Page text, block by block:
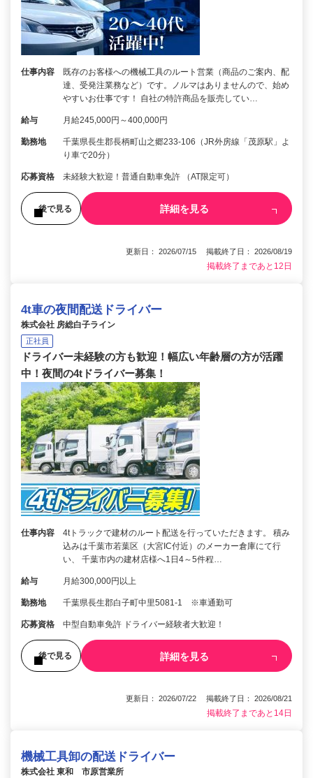
仕事内容
既存のお客様への機械工具のルート営業（商品のご案内、配
達、受発注業務など）です。ノルマはありませんので、始め
やすいお仕事です！ 自社の特許商品を販売してい…
給与 月給245,000円～400,000円
勤務地
千葉県長生郡長柄町山之郷233-106（JR外房線「茂原駅」よ
り車で20分）
応募資格 未経験大歓迎！普通自動車免許 （AT限定可）
後で見る 詳細を見る
更新日： 2026/07/15 掲載終了日： 2026/08/19
掲載終了まであと12日
4t車の夜間配送ドライバー
株式会社 房総白子ライン
正社員
ドライバー未経験の方も歓迎！幅広い年齢層の方が活躍
中！夜間の4tドライバー募集！
仕事内容
4tトラックで建材のルート配送を行っていただきます。 積み
込みは千葉市若葉区（大宮IC付近）のメーカー倉庫にて行
い、 千葉市内の建材店様へ1日4～5件程…
給与 月給300,000円以上
勤務地 千葉県長生郡白子町中里5081-1 ※車通勤可
応募資格 中型自動車免許 ドライバー経験者大歓迎！
後で見る 詳細を見る
更新日： 2026/07/22 掲載終了日： 2026/08/21
掲載終了まであと14日
機械工具卸の配送ドライバー
株式会社 東和 市原営業所